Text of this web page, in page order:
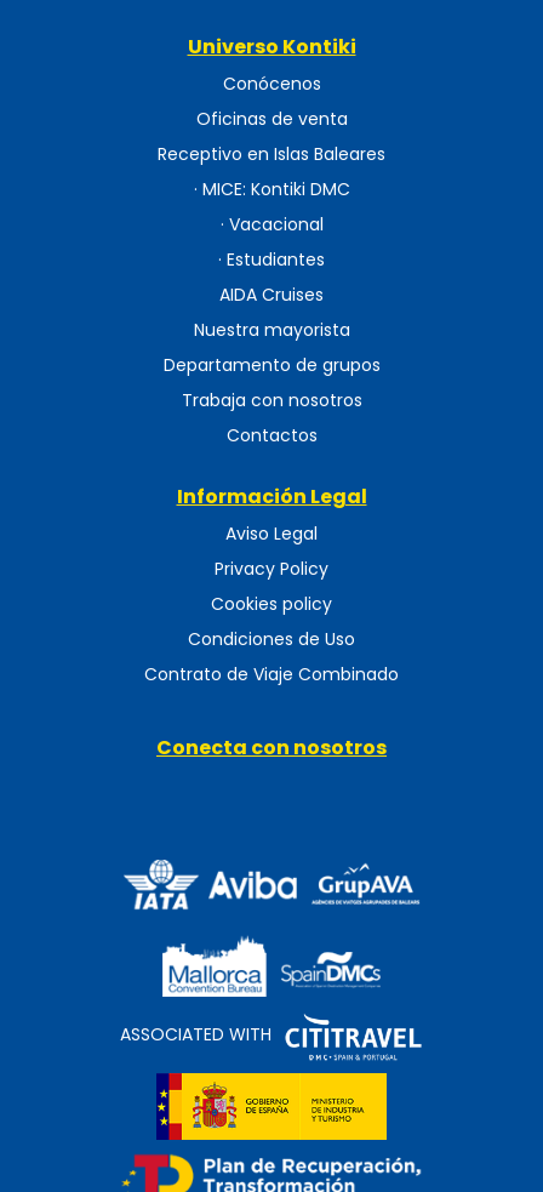
Universo Kontiki
Conócenos
Oficinas de venta
Receptivo en Islas Baleares
· MICE: Kontiki DMC
· Vacacional
· Estudiantes
AIDA Cruises
Nuestra mayorista
Departamento de grupos
Trabaja con nosotros
Contactos
Información Legal
Aviso Legal
Privacy Policy
Cookies policy
Condiciones de Uso
Contrato de Viaje Combinado
Conecta con nosotros
ASSOCIATED WITH